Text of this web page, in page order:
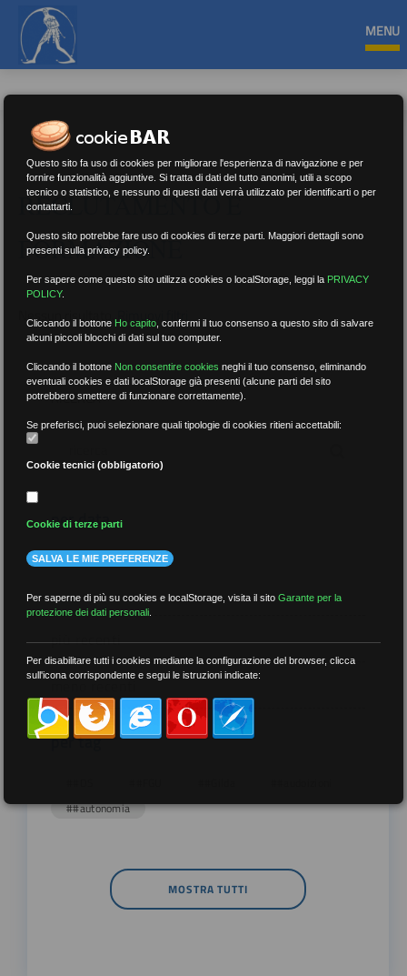
MENU
RECLUTAMENTO E
FORMAZIONE
Nessun risultato.Rimuovi filtri
RICERCA
per data
più recenti
meno recenti
per tag
##autonomia
MOSTRA TUTTI
Questo sito fa uso di cookies per migliorare l'esperienza di navigazione e per
fornire funzionalità aggiuntive. Si tratta di dati del tutto anonimi, utili a scopo
tecnico o statistico, e nessuno di questi dati verrà utilizzato per identificarti o per
contattarti.
Questo sito potrebbe fare uso di cookies di terze parti. Maggiori dettagli sono
presenti sulla privacy policy.
Per sapere come questo sito utilizza cookies o localStorage, leggi la PRIVACY
POLICY.
Cliccando il bottone Ho capito ,confermi il tuo consenso a questo sito di salvare
alcuni piccoli blocchi di dati sul tuo computer.
Cliccando il bottone Non consentire cookies neghi il tuo consenso, eliminando
eventuali cookies e dati localStorage già presenti (alcune parti del sito
potrebbero smettere di funzionare correttamente).
Se preferisci, puoi selezionare quali tipologie di cookies ritieni accettabili:
Cookie tecnici (obbligatorio)
Cookie di terze parti
SALVA LE MIE PREFERENZE
Per saperne di più su cookies e localStorage, visita il sitoGarante per la
protezione dei dati personali
Per disabilitare tutti i cookies mediante la configurazione del browser, clicca
sull'icona corrispondente e segui le istruzioni indicate: